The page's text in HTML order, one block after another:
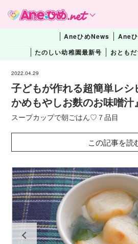
AneひめNews
Ane
たのしい幼稚園最新号
おとも
2022.04.29
子どもが作れる超簡単レ
かめもやしお麩のお味噌汁』
スープカップで朝ごはん♡７品目
この記事を読